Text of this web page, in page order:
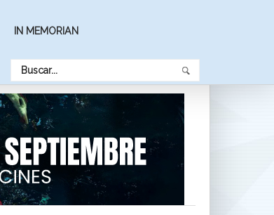
IN MEMORIAN